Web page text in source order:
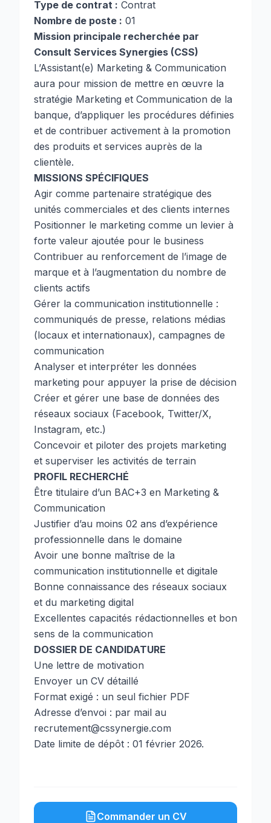
Type de contrat : Contrat
Nombre de poste : 01
Mission principale recherchée par
Consult Services Synergies (CSS)
L’Assistant(e) Marketing & Communication
aura pour mission de mettre en œuvre la
stratégie Marketing et Communication de la
banque, d’appliquer les procédures définies
et de contribuer activement à la promotion
des produits et services auprès de la
clientèle.
MISSIONS SPÉCIFIQUES
Agir comme partenaire stratégique des
unités commerciales et des clients internes
Positionner le marketing comme un levier à
forte valeur ajoutée pour le business
Contribuer au renforcement de l’image de
marque et à l’augmentation du nombre de
clients actifs
Gérer la communication institutionnelle :
communiqués de presse, relations médias
(locaux et internationaux), campagnes de
communication
Analyser et interpréter les données
marketing pour appuyer la prise de décision
Créer et gérer une base de données des
réseaux sociaux (Facebook, Twitter/X,
Instagram, etc.)
Concevoir et piloter des projets marketing
et superviser les activités de terrain
PROFIL RECHERCHÉ
Être titulaire d’un BAC+3 en Marketing &
Communication
Justifier d’au moins 02 ans d’expérience
professionnelle dans le domaine
Avoir une bonne maîtrise de la
communication institutionnelle et digitale
Bonne connaissance des réseaux sociaux
et du marketing digital
Excellentes capacités rédactionnelles et bon
sens de la communication
DOSSIER DE CANDIDATURE
Une lettre de motivation
Envoyer un CV détaillé
Format exigé : un seul fichier PDF
Adresse d’envoi : par mail au
recrutement@cssynergie.com
Date limite de dépôt : 01 février 2026.
Commander un CV